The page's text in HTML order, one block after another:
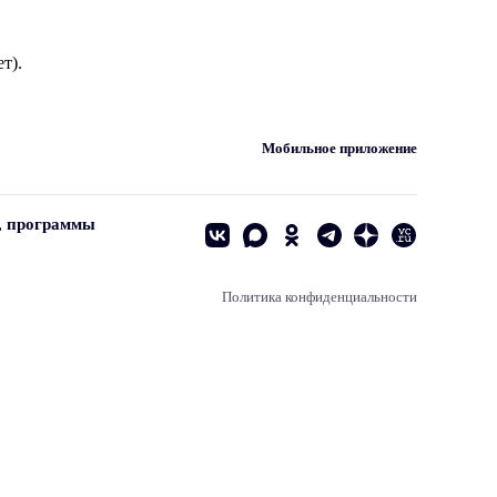
Мобильное приложение
программы
Политика конфиденциальности